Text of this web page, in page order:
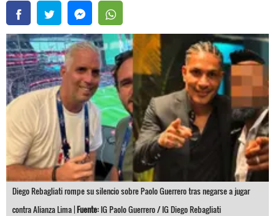
Diego Rebagliati rompe su silencio sobre Paolo Guerrero tras negarse a jugar
contra Alianza Lima |Fuente: IG Paolo Guerrero / IG Diego Rebagliati